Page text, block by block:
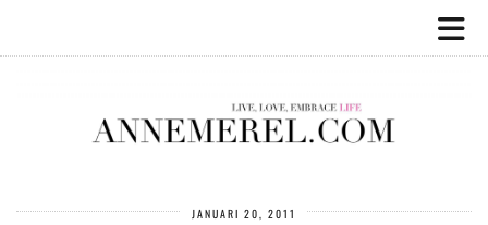
JANUARI 20, 2011